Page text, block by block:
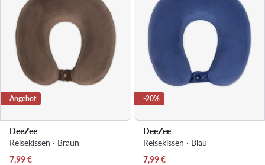
Angebot
DeeZee
Reisekissen · Braun
Aktueller Preis
7,99€
-20%
DeeZee
Reisekissen · Blau
Aktueller Preis
7,99€